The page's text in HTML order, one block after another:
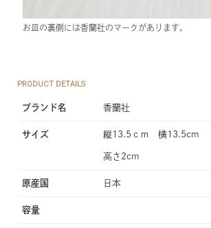
お皿の裏側には香蘭社のマークがあります。
PRODUCT DETAILS
ブランド名 香蘭社
サイズ 縦13.5ｃｍ 横13.5cm
高さ2cm
原産国 日本
容量